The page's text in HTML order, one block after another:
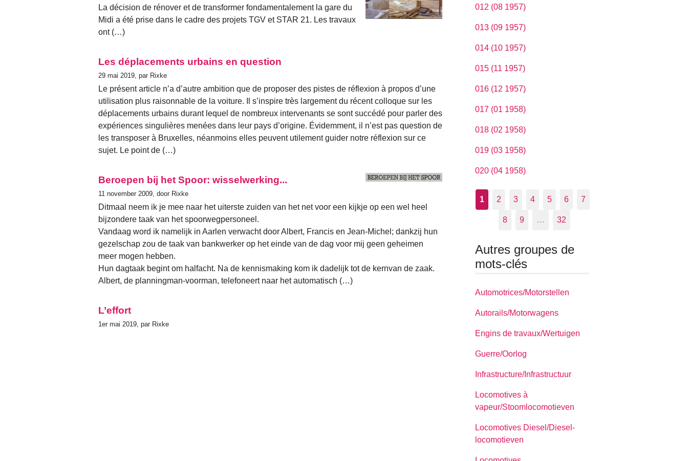
La décision de rénover et de transformer fondamentalement la gare du
Midi a été prise dans le cadre des projets TGV et STAR 21. Les travaux
ont (…)
Les déplacements urbains en question
29 mai 2019, par Rixke
Le présent article n’a d’autre ambition que de proposer des pistes de réflexion à propos d’une
utilisation plus raisonnable de la voiture. Il s’inspire très largement du récent colloque sur les
déplacements urbains durant lequel de nombreux intervenants se sont succédé pour parler des
expériences singulières menées dans leur pays d’origine. Évidemment, il n’est pas question de
les transposer à Bruxelles, néanmoins elles peuvent utilement guider notre réflexion sur ce
sujet. Le point de (…)
Beroepen bij het Spoor: wisselwerking...
11 november 2009, door Rixke
Ditmaal neem ik je mee naar het uiterste zuiden van het net voor een kijkje op een wel heel
bijzondere taak van het spoorwegpersoneel.
Vandaag word ik namelijk in Aarlen verwacht door Albert, Francis en Jean-Michel; dankzij hun
gezelschap zou de taak van bankwerker op het einde van de dag voor mij geen geheimen
meer mogen hebben.
Hun dagtaak begint om halfacht. Na de kennismaking kom ik dadelijk tot de kernvan de zaak.
Albert, de planningman-voorman, telefoneert naar het automatisch (…)
L’effort
1er mai 2019, par Rixke
012 (08 1957)
013 (09 1957)
014 (10 1957)
015 (11 1957)
016 (12 1957)
017 (01 1958)
018 (02 1958)
019 (03 1958)
020 (04 1958)
1 2 3 4 5 6 7
8 9 … 32
Autres groupes de
mots-clés
Automotrices/Motorstellen
Autorails/Motorwagens
Engins de travaux/Wertuigen
Guerre/Oorlog
Infrastructure/Infrastructuur
Locomotives à
vapeur/Stoomlocomotieven
Locomotives Diesel/Diesel-
locomotieven